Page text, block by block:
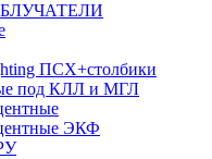
ПСХ+столбики
под КЛЛ и МГЛ
ЭКФ